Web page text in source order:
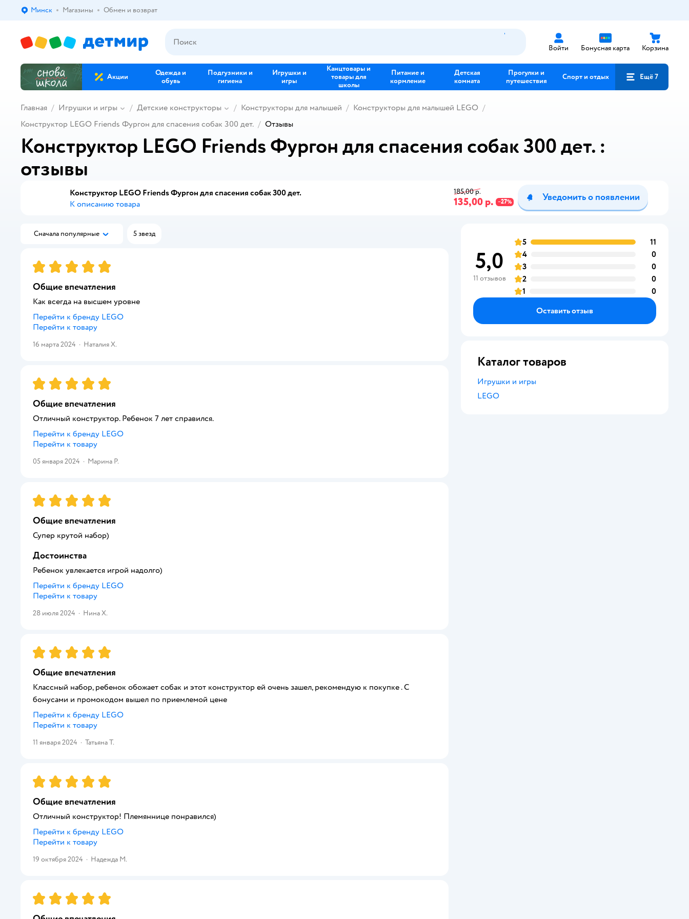
Выбор адреса доставки.
Минск Магазины Обмен и возврат
Войти Бонусная карта Корзина
Акции
Одежда и
обувь
Подгузники и
гигиена
Игрушки и
игры
Канцтовары и
товары для
школы
Питание и
кормление
Детская
комната
Прогулки и
путешествия
Спорт и отдых Ещё 7
Главная Игрушки и игры Детские конструкторы Конструкторы для малышей
Конструкторы для малышей LEGO
Конструктор LEGO Friends Фургон для спасения собак 300 дет.
Отзывы
Конструктор LEGO Friends Фургон для спасения собак 300 дет. :
отзывы
Конструктор LEGO Friends Фургон для спасения собак 300 дет.
К описанию товара
185,00 р.
135,00 р. −27% Уведомить о появлении
Сначала популярные 5 звезд
Рейтинг:5
Общие впечатления
Как всегда на высшем уровне
Перейти к бренду LEGO
Перейти к товару
16 марта 2024 · Наталия Х.
Рейтинг:5
Общие впечатления
Отличный конструктор. Ребенок 7 лет справился.
Перейти к бренду LEGO
Перейти к товару
05 января 2024 · Марина Р.
Рейтинг:5
Общие впечатления
Супер крутой набор)
Достоинства
Ребенок увлекается игрой надолго)
Перейти к бренду LEGO
Перейти к товару
28 июля 2024 · Нина Х.
Рейтинг:5
Общие впечатления
Классный набор, ребенок обожает собак и этот конструктор ей очень зашел, рекомендую к покупке . С
бонусами и промокодом вышел по приемлемой цене
Перейти к бренду LEGO
Перейти к товару
11 января 2024 · Татьяна Т.
Рейтинг:5
Общие впечатления
Отличный конструктор! Племяннице понравился)
Перейти к бренду LEGO
Перейти к товару
19 октября 2024 · Надежда М.
Рейтинг:5
5,0
11 отзывов
оценка
5 11
оценка
4 0отзывов
оценка
3 0отзывов
оценка
2 0отзывов
оценка
1 0отзывов
Оставить отзыв
Каталог товаров
Игрушки и игры
LEGO